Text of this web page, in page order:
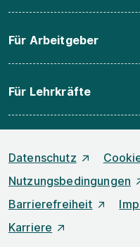
Für Arbeitgeber
Für Lehrkräfte
Datenschutz
Nutzungsbedingungen
Barrierefreiheit
Karriere